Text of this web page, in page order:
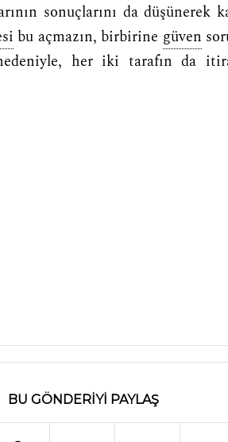
sonuçlarını da
bu açmazın, birbirine güven
her iki tarafın da
BU GÖNDERIYI PAYLAŞ